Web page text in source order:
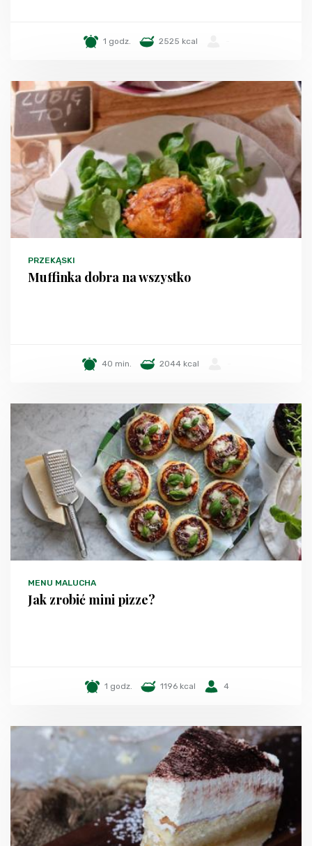
1 godz. 2525 kcal
PRZEKĄSKI
Muffinka dobra na wszystko
40 min. 2044 kcal
MENU MALUCHA
Jak zrobić mini pizze?
1 godz. 1196 kcal 4